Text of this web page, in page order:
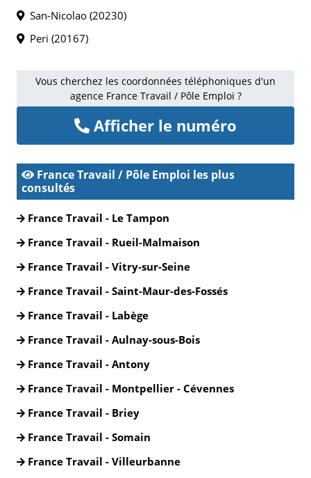
San-Nicolao (20230)
Peri (20167)
Vous cherchez les coordonnées téléphoniques d'un
agence France Travail / Pôle Emploi ?
Afficher le numéro
France Travail / Pôle Emploi les plus
consultés
France Travail - Le Tampon
France Travail - Rueil-Malmaison
France Travail - Vitry-sur-Seine
France Travail - Saint-Maur-des-Fossés
France Travail - Labège
France Travail - Aulnay-sous-Bois
France Travail - Antony
France Travail - Montpellier - Cévennes
France Travail - Briey
France Travail - Somain
France Travail - Villeurbanne